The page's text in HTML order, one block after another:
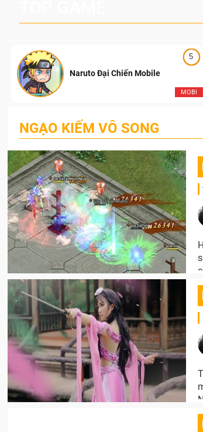
5
MOBI
Naruto Đại Chiến Mobile
NGẠO KIẾM VÔ SONG